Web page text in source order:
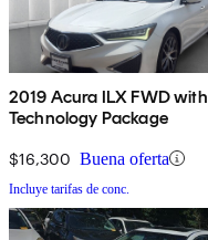
2019 Acura ILX FWD with
Technology Package
$16,300 Buena oferta
Incluye tarifas de conc.